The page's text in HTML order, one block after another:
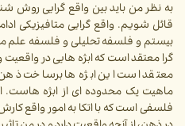
به نظر من باید بین واقع گرایی روش
قائل شویم. واقع گرایی متافیزیکی
بیستم و فلسفه تحلیلی و فلسفه علم
گرا معتقد است که ابژه هایی در
معتقد است این ابژه ها برساخت
ماهیت یک محدوده ای از ابژه هاست.
فلسفی است که با اتکا به امور واقع